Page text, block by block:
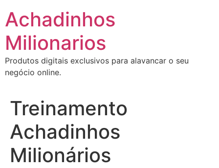
para
conteúdo
Achadinhos
Milionarios
Produtos digitais exclusivos para alavancar o seu
negócio online.
Treinamento
Achadinhos
Milionários